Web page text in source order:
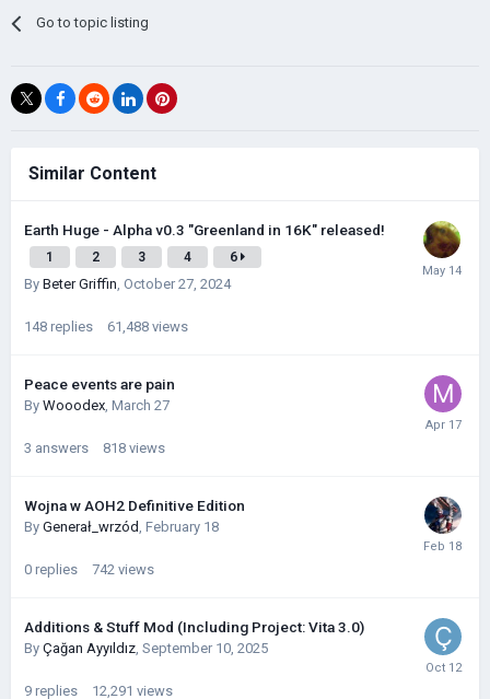
Go to topic listing
Similar Content
Earth Huge - Alpha v0.3 "Greenland in 16K" released!
1 2 3 4 6
By Beter Griffin, October 27, 2024
148 replies 61,488 views
Peace events are pain
By Wooodex, March 27
3 answers 818 views
Wojna w AOH2 Definitive Edition
By Generał_wrzód, February 18
0 replies 742 views
Additions & Stuff Mod (Including Project: Vita 3.0)
By Çağan Ayyıldız, September 10, 2025
9 replies 12,291 views